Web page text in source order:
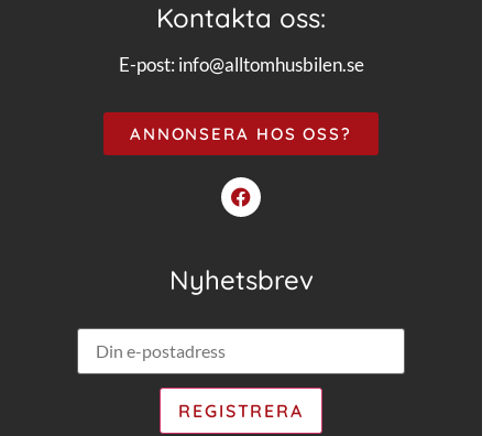
Kontakta oss:
E-post: info@alltomhusbilen.se
ANNONSERA HOS OSS?
Nyhetsbrev